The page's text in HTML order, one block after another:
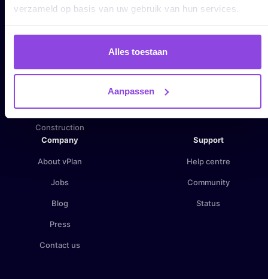
verzameld op basis van uw gebruik van hun services.
Alles toestaan
Aanpassen
Business services
Construction
Become a partner
Company
About vPlan
Jobs
Blog
Press
Contact us
Support
Help centre
Community
Status